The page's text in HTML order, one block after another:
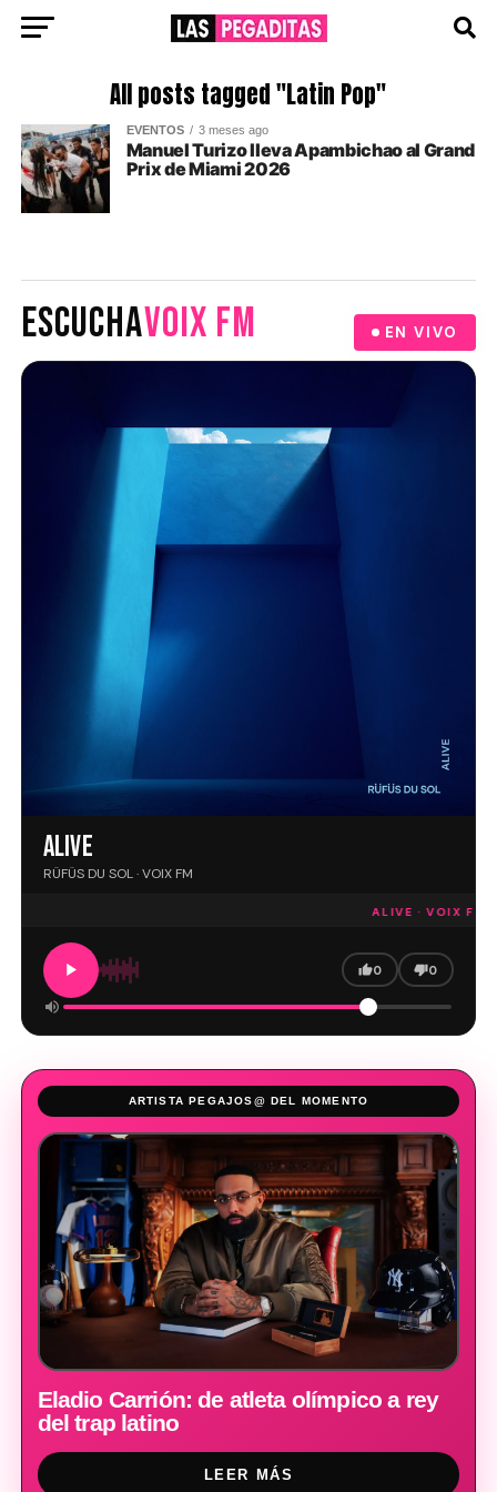
All posts tagged "Latin Pop"
EVENTOS 3 meses ago
Manuel Turizo lleva Apambichao al Grand
Prix de Miami 2026
ESCUCHAVOIX FM EN VIVO
ALIVE
RÜFÜS DU SOL · VOIX FM
ALIVE · VOIX FM
0 0
ARTISTA PEGAJOS@ DEL MOMENTO
Eladio Carrión: de atleta olímpico a rey
del trap latino
LEER MÁS